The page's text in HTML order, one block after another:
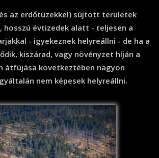
az erdőtüzekkel) sújtott területek
hosszú évtizedek alatt - teljesen a
- igyekeznek helyreállni - de ha a
kiszárad, vagy növényzet híján a
átfújása következtében nagyon
nem képesek helyreállni.